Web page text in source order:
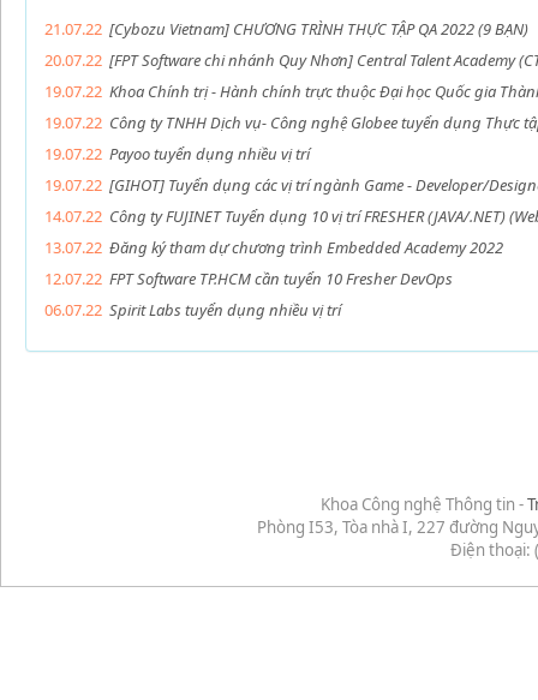
21.07.22 [Cybozu Vietnam] CHƯƠNG TRÌNH THỰC TẬP QA 2022 (9 BẠN)
20.07.22 [FPT Software chi nhánh Quy Nhơn] Central Talent Academy
19.07.22 Khoa Chính trị - Hành chính trực thuộc Đại học Quốc gia
19.07.22 Công ty TNHH Dịch vụ- Công nghệ Globee tuyển dụng Thực
19.07.22 Payoo tuyển dụng nhiều vị trí
19.07.22 [GIHOT] Tuyển dụng các vị trí ngành Game - Developer/
14.07.22 Công ty FUJINET Tuyển dụng 10 vị trí FRESHER (JAVA/.NET)
13.07.22 Đăng ký tham dự chương trình Embedded Academy 2022
12.07.22 FPT Software TP.HCM cần tuyển 10 Fresher DevOps
06.07.22 Spirit Labs tuyển dụng nhiều vị trí
Khoa Công nghệ Thông tin -
Phòng I53, Tòa nhà I, 227 đường
Điện thoại: